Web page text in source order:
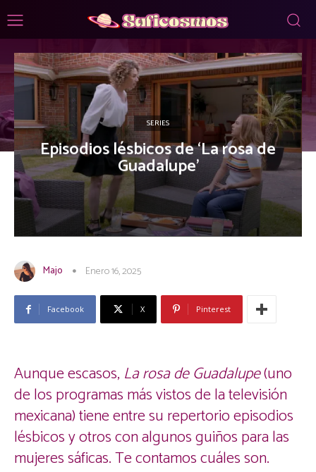
SERIES
Episodios lésbicos de ‘La rosa de
Guadalupe’
Majo Enero 16, 2025
Facebook X Pinterest
Aunque escasos, La rosa de Guadalupe(uno
de los programas más vistos de la televisión
mexicana) tiene entre su repertorio episodios
lésbicos y otros con algunos guiños para las
mujeres sáficas. Te contamos cuáles son.